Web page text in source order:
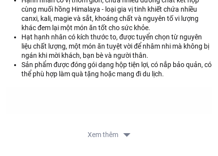
cùng muối hồng Himalaya - loại gia vị tinh khiết chứa nhiều
canxi, kali, magie và sắt, khoáng chất và nguyên tố vi lượng
khác đem lại một món ăn tốt cho sức khỏe.
Hạt hạnh nhân có kích thước to, được tuyển chọn từ nguyên
liệu chất lượng, một món ăn tuyệt vời để nhâm nhi mà không bị
ngán khi mời khách, bạn bè và người thân.
Sản phẩm được đóng gói dạng hộp tiện lợi, có nắp bảo quản, có
thể phù hợp làm quà tặng hoặc mang đi du lịch.
Xem thêm